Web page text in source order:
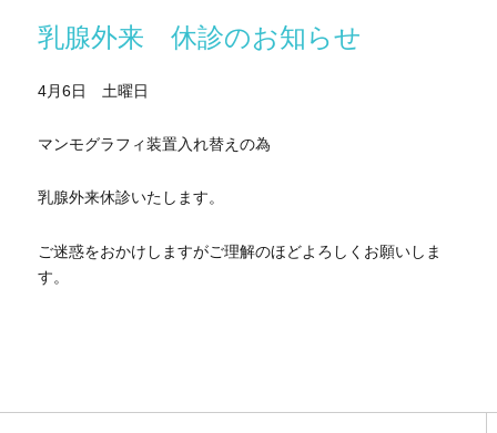
乳腺外来 休診のお知らせ
4月6日 土曜日
マンモグラフィ装置入れ替えの為
乳腺外来休診いたします。
ご迷惑をおかけしますがご理解のほどよろしくお願いしま
す。